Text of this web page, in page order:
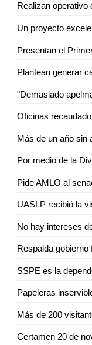
Pide AMLO al
Más de 200
Certamen 20 de